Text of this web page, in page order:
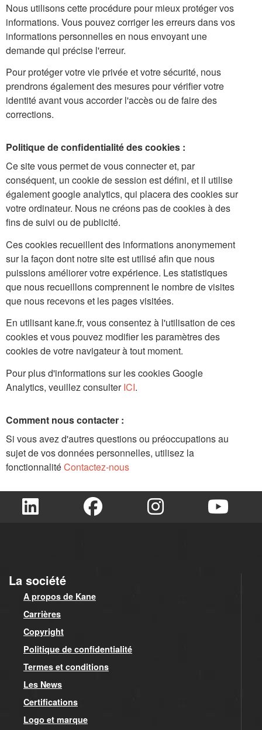
Nous utilisons cette procédure pour mieux protéger vos
informations. Vous pouvez corriger les erreurs dans vos
informations personnelles en nous envoyant une
demande qui précise l'erreur.
Pour protéger votre vie privée et votre sécurité, nous
prendrons également des mesures pour vérifier votre
identité avant vous accorder l'accès ou de faire des
corrections.
Politique de confidentialité des cookies :
Ce site vous permet de vous connecter et, par
conséquent, un cookie de session est défini, et il utilise
également google analytics, qui placera des cookies sur
votre ordinateur. Nous ne créons pas de cookies à des
fins de suivi ou de publicité.
Ces cookies recueillent des informations anonymement
sur la façon dont notre site est utilisé afin que nous
puissions améliorer votre expérience. Les statistiques
que nous recueillons comprennent le nombre de visites
que nous recevons et les pages visitées.
En utilisant kane.fr, vous consentez à l'utilisation de ces
cookies et vous pouvez modifier les paramètres des
cookies de votre navigateur à tout moment.
Pour plus d'informations sur les cookies Google
Analytics, veuillez consulterICI.
Comment nous contacter :
Si vous avez d'autres questions ou préoccupations au
sujet de vos données personnelles, utilisez la
fonctionnalitéContactez-nous
La société
A propos de Kane
Carrières
Copyright
Politique de confidentialité
Termes et conditions
Les News
Certifications
Logo et marque